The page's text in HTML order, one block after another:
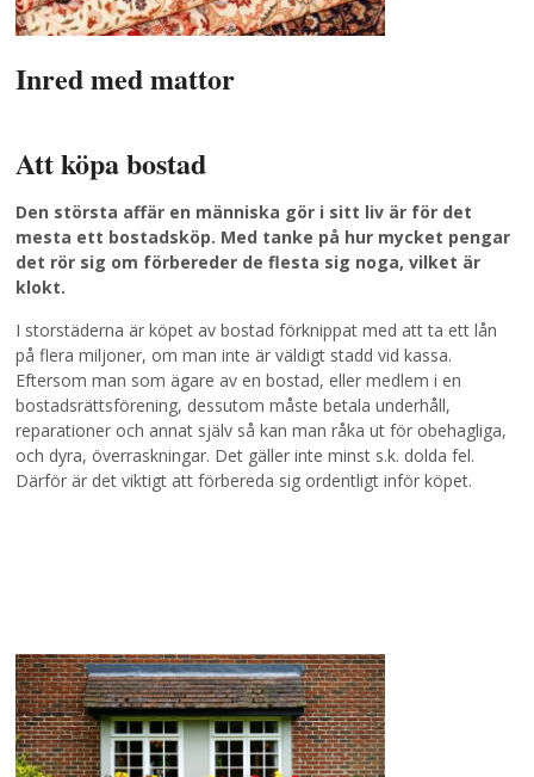
Inred med mattor
Att köpa bostad
Den största affär en människa gör i sitt liv är för det
mesta ett bostadsköp. Med tanke på hur mycket pengar
det rör sig om förbereder de flesta sig noga, vilket är
klokt.
I storstäderna är köpet av bostad förknippat med att ta ett lån
på flera miljoner, om man inte är väldigt stadd vid kassa.
Eftersom man som ägare av en bostad, eller medlem i en
bostadsrättsförening, dessutom måste betala underhåll,
reparationer och annat själv så kan man råka ut för obehagliga,
och dyra, överraskningar. Det gäller inte minst s.k. dolda fel.
Därför är det viktigt att förbereda sig ordentligt inför köpet.